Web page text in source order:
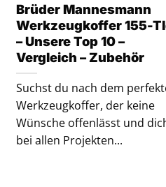
Brüder Mannesmann
Werkzeugkoffer 155-
– Unsere Top 10 –
Vergleich – Zubehör
Suchst du nach dem
Werkzeugkoffer, der keine
Wünsche offenlässt und
bei allen Projekten...